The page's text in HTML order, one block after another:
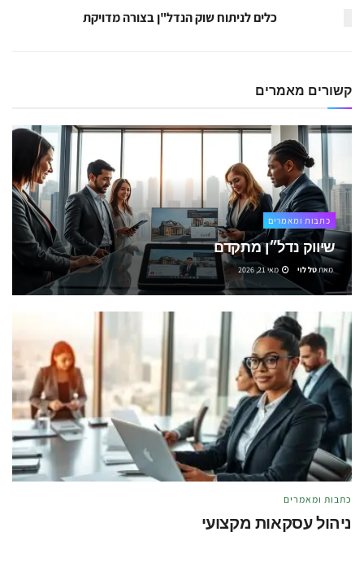
כלים לניתוח שוק הנדל"ן בצורה מדויקת
קשורים מאמרים
כתבות ומאמרים
שיווק נדל״ן מתקדם
מאתטל לוי מאי 21, 2026
כתבות ומאמרים
ניהול עסקאות מקצועי